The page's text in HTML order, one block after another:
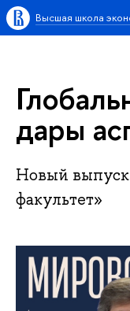
Высшая школа
дары
Новый
факультет»